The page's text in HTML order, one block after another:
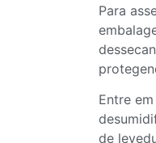
Para
Entre
de